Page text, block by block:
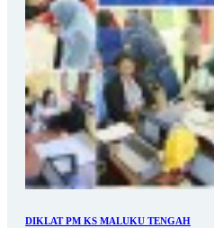
DIKLAT PM KS MALUKU TENGAH